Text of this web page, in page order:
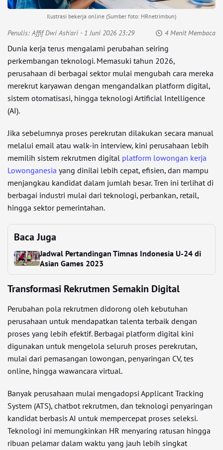
Ilustrasi bekerja online (Sumber foto: HRnetrimbun)
Penulis:Affif Dwi Ash'ari - 1 Juni 2026 23:29 4 Menit Membaca
Dunia kerja terus mengalami perubahan seiring
perkembangan teknologi. Memasuki tahun 2026,
perusahaan di berbagai sektor mulai mengubah cara mereka
merekrut karyawan dengan mengandalkan platform digital,
sistem otomatisasi, hingga teknologi Artificial Intelligence
(AI).
Jika sebelumnya proses perekrutan dilakukan secara manual
melalui email atau walk-in interview, kini perusahaan lebih
memilih sistem rekrutmen digital platform lowongan kerja
Lowonganesia yang dinilai lebih cepat, efisien, dan mampu
menjangkau kandidat dalam jumlah besar. Tren ini terlihat di
berbagai industri mulai dari teknologi, perbankan, retail,
hingga sektor pemerintahan.
Baca Juga
Jadwal Pertandingan Timnas Indonesia U-24 di
Asian Games 2023
Transformasi Rekrutmen Semakin Digital
Perubahan pola rekrutmen didorong oleh kebutuhan
perusahaan untuk mendapatkan talenta terbaik dengan
proses yang lebih efektif. Berbagai platform digital kini
digunakan untuk mengelola seluruh proses perekrutan,
mulai dari pemasangan lowongan, penyaringan CV, tes
online, hingga wawancara virtual.
Banyak perusahaan mulai mengadopsi Applicant Tracking
System (ATS), chatbot rekrutmen, dan teknologi penyaringan
kandidat berbasis AI untuk mempercepat proses seleksi.
Teknologi ini memungkinkan HR menyaring ratusan hingga
ribuan pelamar dalam waktu yang jauh lebih singkat